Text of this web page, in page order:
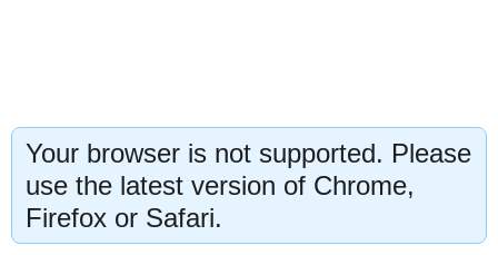
Your browser is not supported. Please
use the latest version of Chrome,
Firefox or Safari.